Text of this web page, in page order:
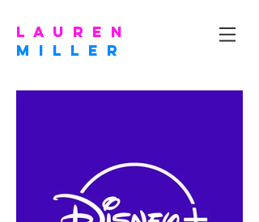
l a u r e n
m I L L E R